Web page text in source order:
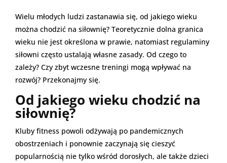
Wielu młodych ludzi zastanawia się, od jakiego wieku
można chodzić na siłownię? Teoretycznie dolna granica
wieku nie jest określona w prawie, natomiast regulaminy
siłowni często ustalają własne zasady. Od czego to
zależy? Czy zbyt wczesne treningi mogą wpływać na
rozwój? Przekonajmy się.
Od jakiego wieku chodzić na
siłownię?
Kluby fitness powoli odżywają po pandemicznych
obostrzeniach i ponownie zaczynają się cieszyć
popularnością nie tylko wśród dorosłych, ale także dzieci